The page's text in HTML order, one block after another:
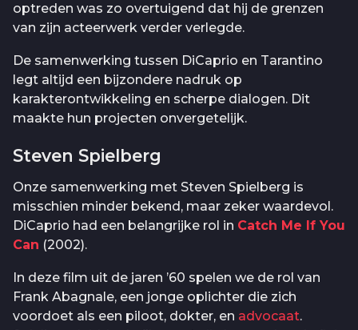
optreden was zo overtuigend dat hij de grenzen
van zijn acteerwerk verder verlegde.
De samenwerking tussen DiCaprio en Tarantino
legt altijd een bijzondere nadruk op
karakterontwikkeling en scherpe dialogen. Dit
maakte hun projecten onvergetelijk.
Steven Spielberg
Onze samenwerking met Steven Spielberg is
misschien minder bekend, maar zeker waardevol.
DiCaprio had een belangrijke rol in Catch Me If You
Can (2002).
In deze film uit de jaren ’60 spelen we de rol van
Frank Abagnale, een jonge oplichter die zich
voordoet als een piloot, dokter, en advocaat.